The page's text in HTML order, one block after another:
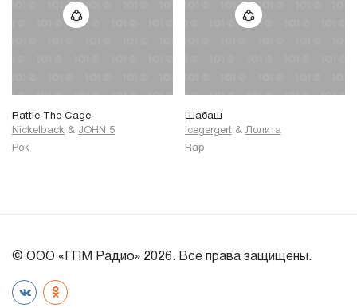
Rattle The Cage
Nickelback & JOHN 5
Рок
Шабаш
Icegergert & Лолита
Rap
© ООО «ГПМ Радио» 2026. Все права защищены.